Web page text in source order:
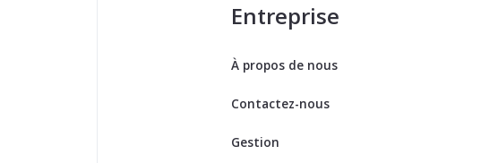
Entreprise
À propos de nous
Contactez-nous
Gestion